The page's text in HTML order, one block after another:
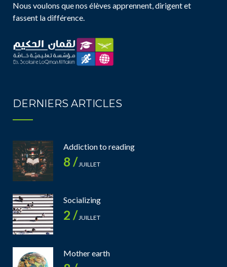
Nous voulons que nos élèves apprennent, dirigent et
fassent la différence.
DERNIERS ARTICLES
Addiction to reading
8 /JUILLET
Socializing
2 /JUILLET
Mother earth